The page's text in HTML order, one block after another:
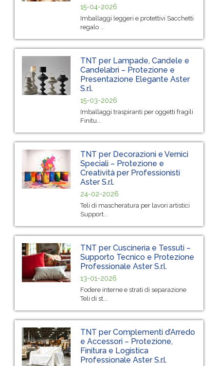
15-04-2026
Imballaggi leggeri e protettivi Sacchetti
regalo ...
TNT per Lampade, Candele e
Candelabri – Protezione e
Presentazione Elegante Aster
S.r.l.
15-03-2026
Imballaggi traspiranti per oggetti fragili
Finitu...
TNT per Decorazioni e Vernici
Speciali – Protezione e
Creatività per Professionisti
Aster S.r.l.
24-02-2026
Teli di mascheratura per lavori artistici
Support...
TNT per Cuscineria e Tessuti –
Supporto Tecnico e Protezione
Professionale Aster S.r.l.
13-01-2026
Fodere interne e strati di separazione
Teli di st...
TNT per Complementi d’Arredo
e Accessori – Protezione,
Finitura e Logistica
Professionale Aster S.r.l.